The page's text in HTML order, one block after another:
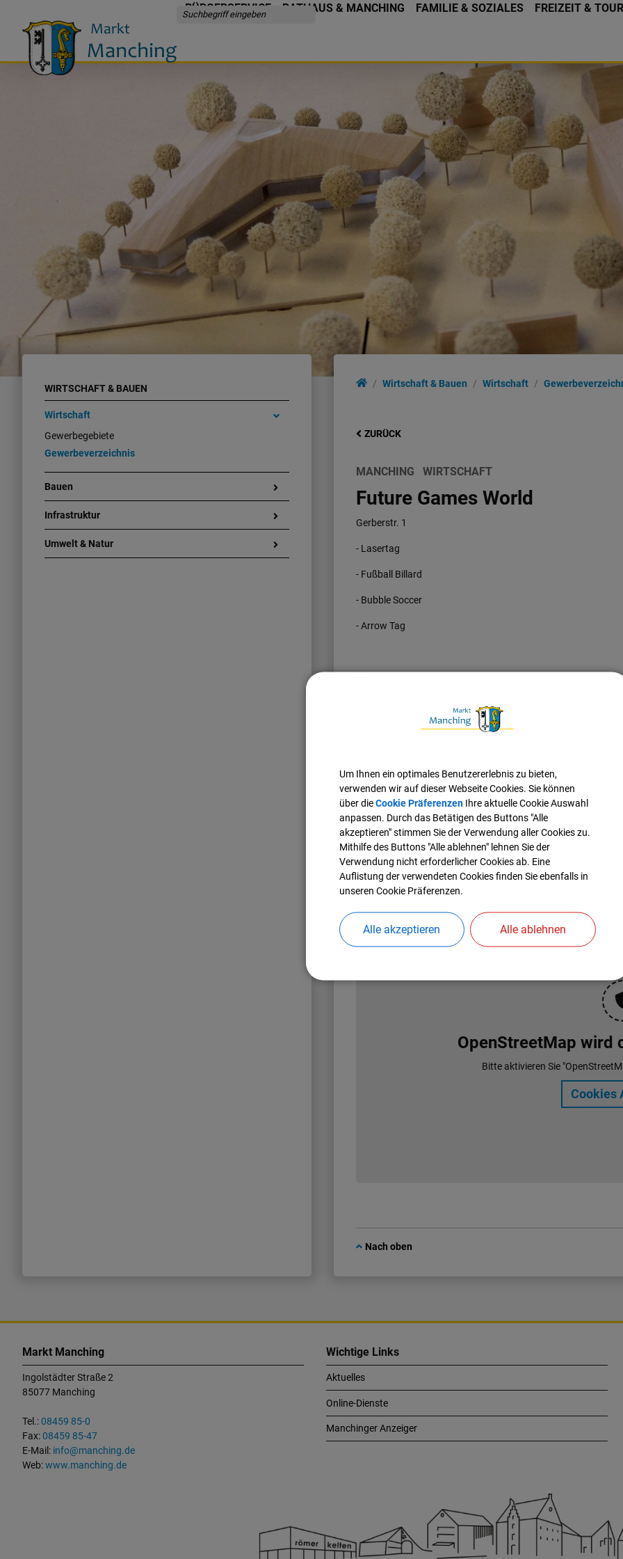
BÜRGERSERVICE RATHAUS & MANCHING FAMILIE & SOZIALES FREIZEIT &
WIRTSCHAFT & BAUEN
Wirtschaft
Gewerbegebiete
Gewerbeverzeichnis
Bauen
Infrastruktur
Umwelt & Natur
Wirtschaft & Bauen Wirtschaft
ZURÜCK
MANCHING WIRTSCHAFT
Future Games World
Gerberstr. 1
- Lasertag
- Fußball Billard
- Bubble Soccer
- Arrow Tag
Öffnungszeiten: Di - Do 17:00 - 22:00 Uhr, Sa 14:00 - 24:00
Kontaktinformationen
E-Mail
info@future-games-world.de
Telefon
0845932 65 0 65
OpenStreetMap wird
Bitte aktivieren Sie
Cookies
Nach oben
Markt Manching
Ingolstädter Straße 2
85077 Manching
Tel.:08459 85-0
Fax:08459 85-47
E-Mail: info@manching.de
Web:www.manching.de
Wichtige Links
Aktuelles
Online-Dienste
Manchinger Anzeiger
Um Ihnen ein optimales Benutzererlebnis zu bieten,
verwenden wir auf dieser Webseite Cookies. Sie können
über dieCookie PräferenzenIhre aktuelle Cookie Auswahl
anpassen. Durch das Betätigen des Buttons "Alle
akzeptieren" stimmen Sie der Verwendung aller Cookies zu.
Mithilfe des Buttons "Alle ablehnen" lehnen Sie der
Verwendung nicht erforderlicher Cookies ab. Eine
Auflistung der verwendeten Cookies finden Sie ebenfalls in
unseren Cookie Präferenzen.
Alle akzeptieren Alle ablehnen